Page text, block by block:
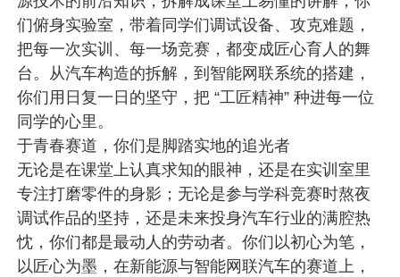
们俯身实验室，带着同学们调试设备、攻克难题，
把每一次实训、每一场竞赛，都变成匠心育人的舞
台。从汽车构造的拆解，到智能网联系统的搭建，
你们用日复一日的坚守，把 “工匠精神” 种进每一位
同学的心里。
于青春赛道，你们是脚踏实地的追光者
无论是在课堂上认真求知的眼神，还是在实训室里
专注打磨零件的身影；无论是参与学科竞赛时熬夜
调试作品的坚持，还是未来投身汽车行业的满腔热
忱，你们都是最动人的劳动者。你们以初心为笔，
以匠心为墨，在新能源与智能网联汽车的赛道上，